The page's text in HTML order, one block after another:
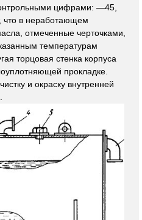
цифрами: —45,
что в неработающем
отмеченные черточками,
температурам
торцовая стенка корпуса
прокладке.
и окраску внутренней